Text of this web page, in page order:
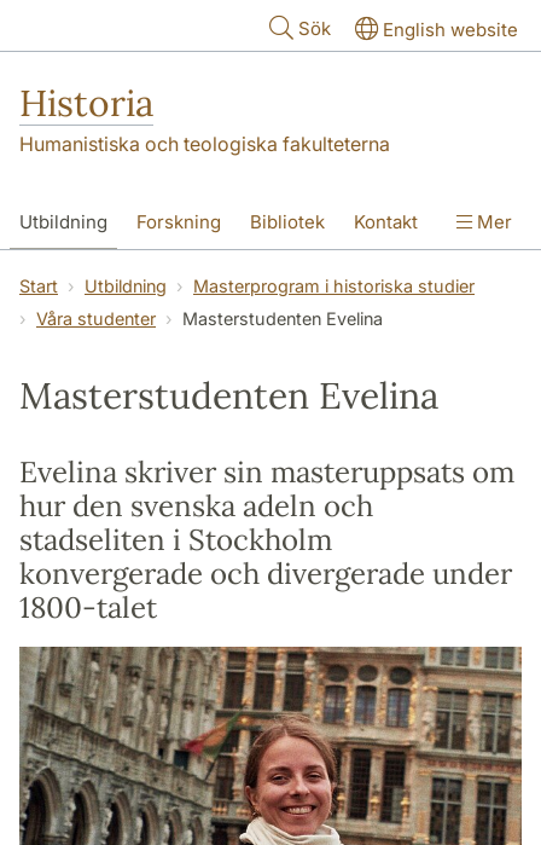
Sök English website
Historia
Humanistiska och teologiska fakulteterna
Utbildning Forskning Bibliotek Kontakt
Om oss
Mer
Start Utbildning
Masterprogram i historiska studier
Våra studenter
Masterstudenten Evelina
Masterstudenten Evelina
Evelina skriver sin masteruppsats om
hur den svenska adeln och
stadseliten i Stockholm
konvergerade och divergerade under
1800-talet